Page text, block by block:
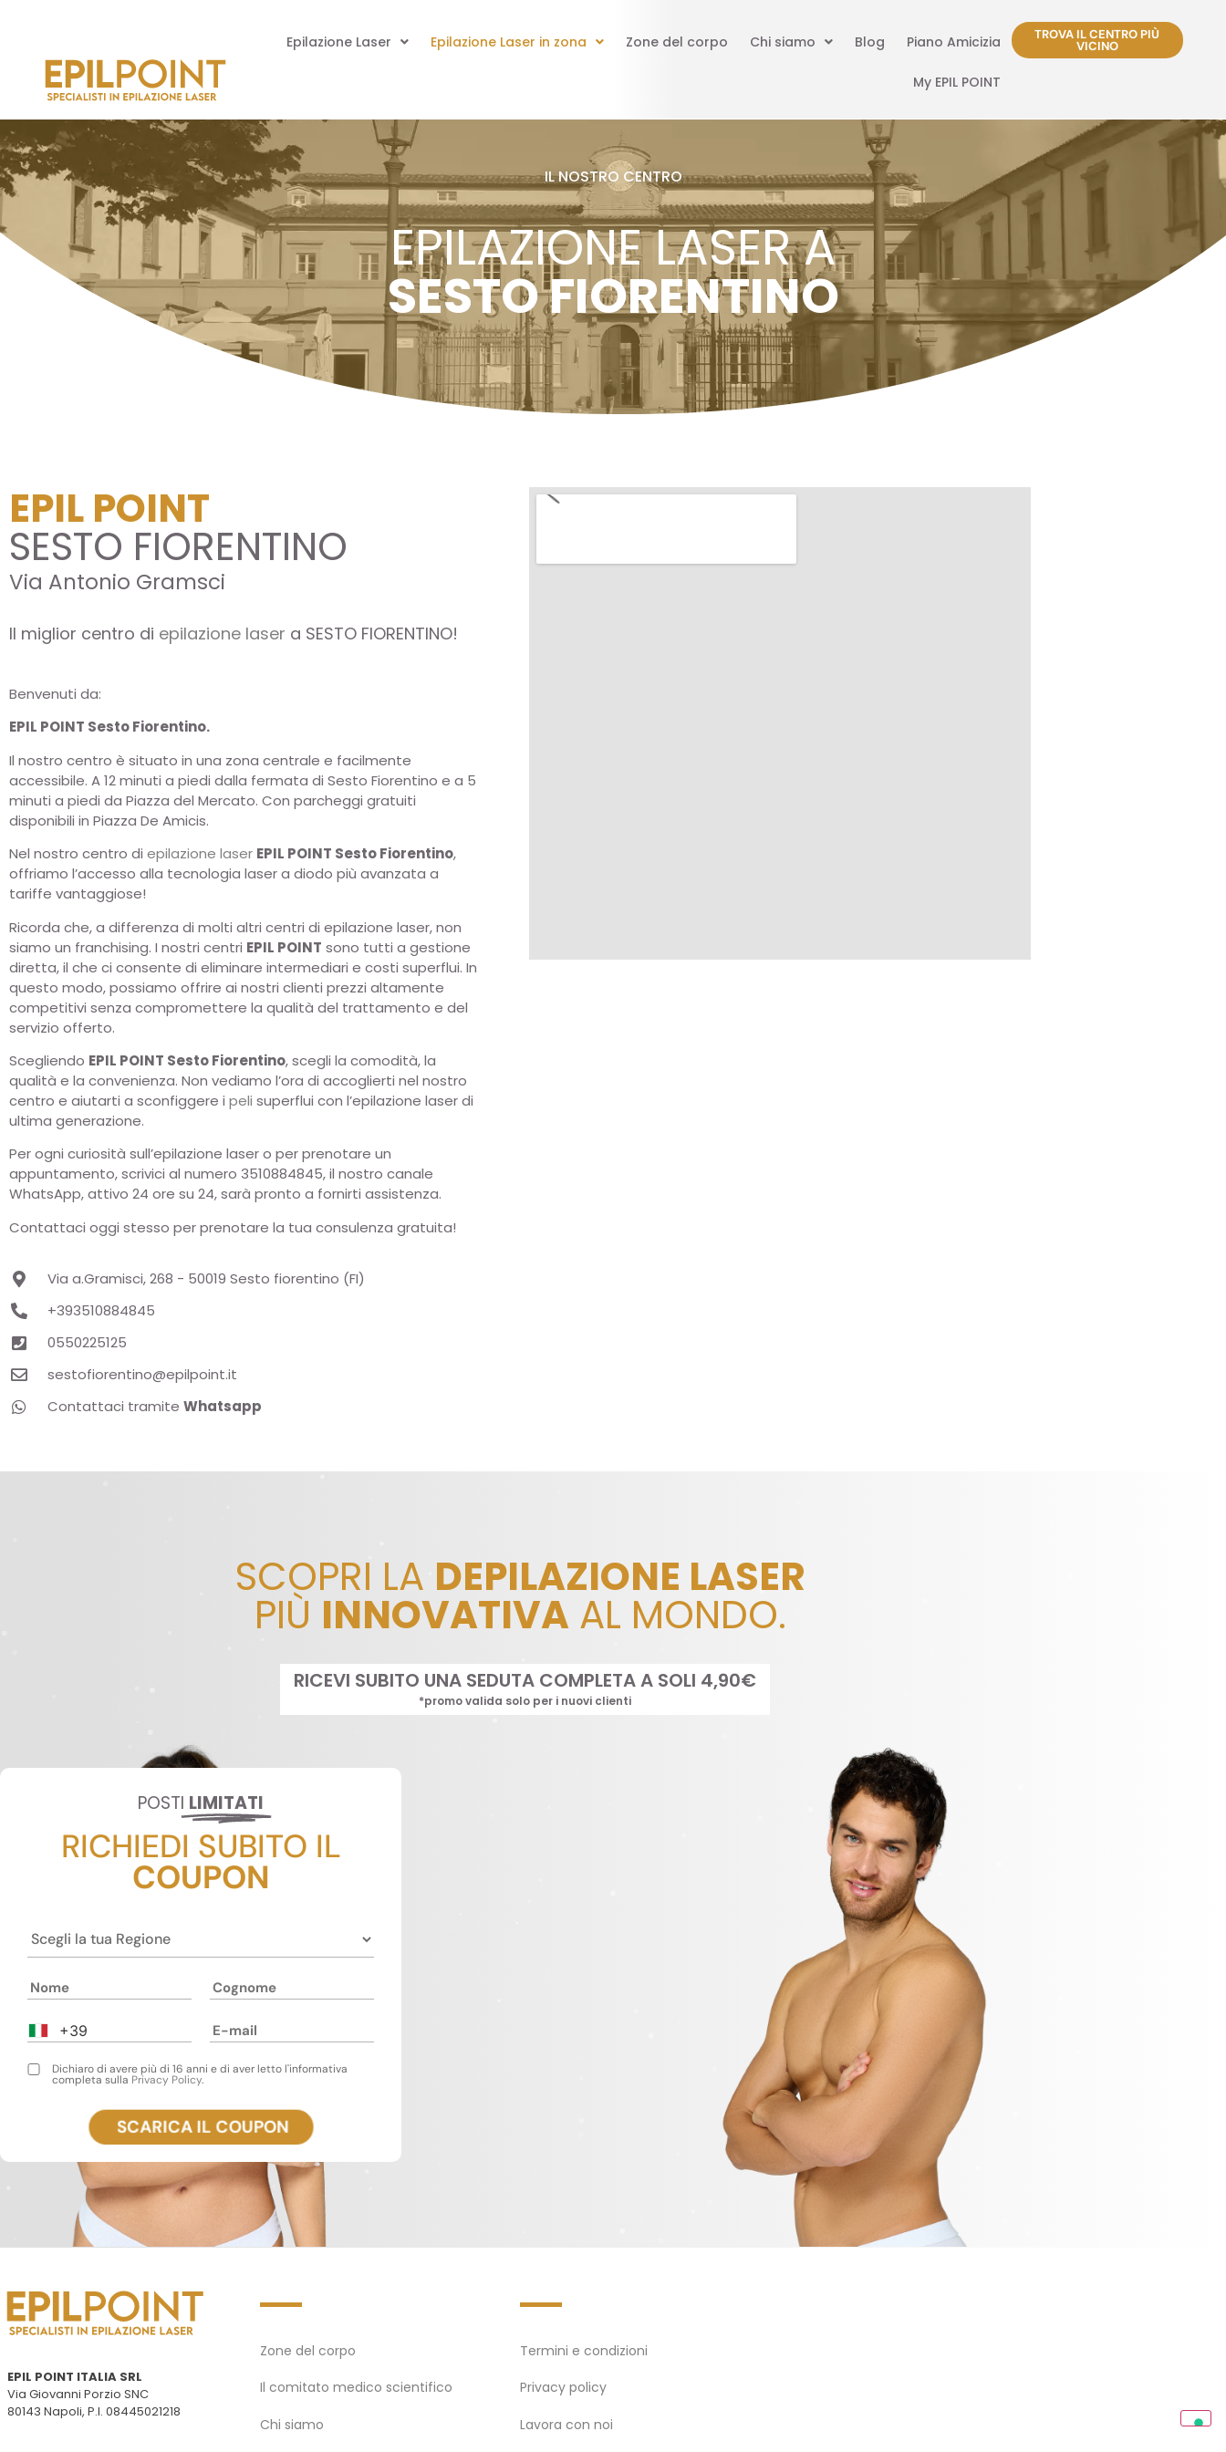
Epilazione Laser Epilazione Laser in zona Zone del corpo Chi siamo Blog Piano Amicizia
My EPIL POINT
TROVA IL CENTRO PIÙ
VICINO
IL NOSTRO CENTRO
EPILAZIONE LASER A
SESTO FIORENTINO
EPIL POINT
SESTO FIORENTINO
Via Antonio Gramsci
Il miglior centro di epilazione laser a SESTO FIORENTINO!
Benvenuti da:
EPIL POINT Sesto Fiorentino.
Il nostro centro è situato in una zona centrale e facilmente
accessibile. A 12 minuti a piedi dalla fermata di Sesto Fiorentino e a 5
minuti a piedi da Piazza del Mercato. Con parcheggi gratuiti
disponibili in Piazza De Amicis.
Nel nostro centro di epilazione laser EPIL POINT Sesto Fiorentino,
offriamo l’accesso alla tecnologia laser a diodo più avanzata a
tariffe vantaggiose!
Ricorda che, a differenza di molti altri centri di epilazione laser, non
siamo un franchising. I nostri centri EPIL POINT sono tutti a gestione
diretta, il che ci consente di eliminare intermediari e costi superflui. In
questo modo, possiamo offrire ai nostri clienti prezzi altamente
competitivi senza compromettere la qualità del trattamento e del
servizio offerto.
Scegliendo EPIL POINT Sesto Fiorentino, scegli la comodità, la
qualità e la convenienza. Non vediamo l’ora di accoglierti nel nostro
centro e aiutarti a sconfiggere i peli superflui con l’epilazione laser di
ultima generazione.
Per ogni curiosità sull’epilazione laser o per prenotare un
appuntamento, scrivici al numero 3510884845, il nostro canale
WhatsApp, attivo 24 ore su 24, sarà pronto a fornirti assistenza.
Contattaci oggi stesso per prenotare la tua consulenza gratuita!
Via a.Gramisci, 268 - 50019 Sesto fiorentino (FI)
+393510884845
0550225125
sestofiorentino@epilpoint.it
Contattaci tramite Whatsapp
SCOPRI LA DEPILAZIONE LASER
PIÙ INNOVATIVAAL MONDO.
RICEVI SUBITO UNA SEDUTA COMPLETA A SOLI 4,90€
*promo valida solo per i nuovi clienti
POSTI LIMITATI
RICHIEDI SUBITO IL
COUPON
+39
Dichiaro di avere più di 16 anni e di aver letto l'informativa
completa sulla Privacy Policy.
EPIL POINT ITALIA SRL
Via Giovanni Porzio SNC
80143 Napoli, P.I. 08445021218
Zone del corpo
Il comitato medico scientifico
Chi siamo
Termini e condizioni
Privacy policy
Lavora con noi